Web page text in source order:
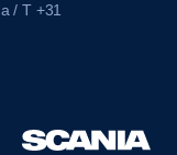
/ T +31